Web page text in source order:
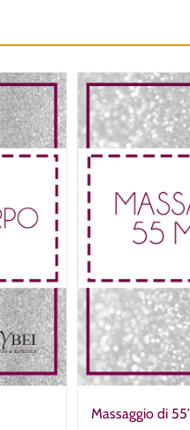
Massaggio di 55′